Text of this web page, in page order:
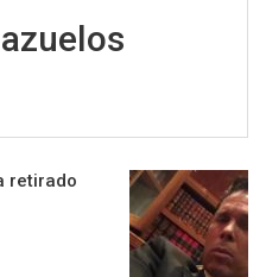
retirado